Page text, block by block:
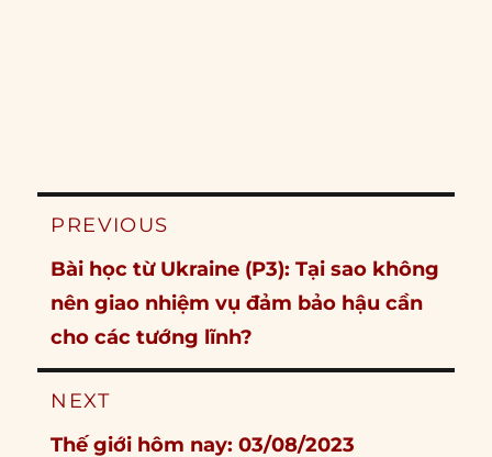
Post
PREVIOUS
Previous
post:
Bài học từ Ukraine (P3): Tại sao không
nên giao nhiệm vụ đảm bảo hậu cần
cho các tướng lĩnh?
NEXT
Next
Thế giới hôm nay: 03/08/2023